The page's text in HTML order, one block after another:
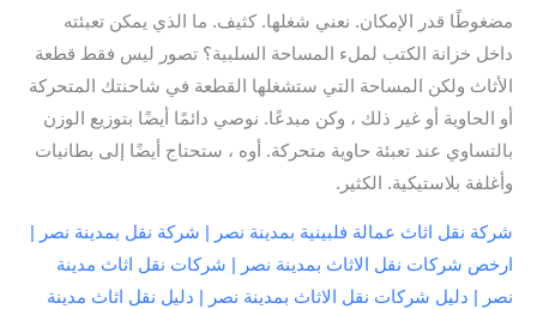
مضغوطًا قدر الإمكان. نعني شغلها. كثيف. ما الذي يمكن تعبئته
داخل خزانة الكتب لملء المساحة السلبية؟ تصور ليس فقط قطعة
الأثاث ولكن المساحة التي ستشغلها القطعة في شاحنتك المتحركة
أو الحاوية أو غير ذلك ، وكن مبدعًا. نوصي دائمًا أيضًا بتوزيع الوزن
بالتساوي عند تعبئة حاوية متحركة. أوه ، ستحتاج أيضًا إلى بطانيات
وأغلفة بلاستيكية. الكثير.
شركة نقل اثاث عمالة فلبينية بمدينة نصر | شركة نقل بمدينة نصر |
ارخص شركات نقل الاثاث بمدينة نصر | شركات نقل اثاث مدينة
نصر | دليل شركات نقل الاثاث بمدينة نصر | دليل نقل اثاث مدينة